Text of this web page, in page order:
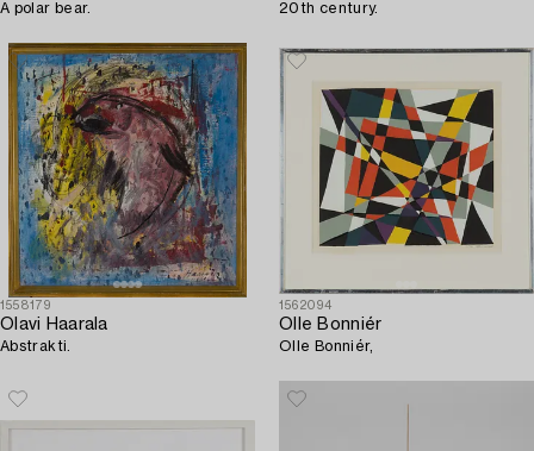
A polar bear. 20th century.
1558179
Olavi Haarala
Abstrakti.
1562094
Olle Bonniér
Olle Bonniér,